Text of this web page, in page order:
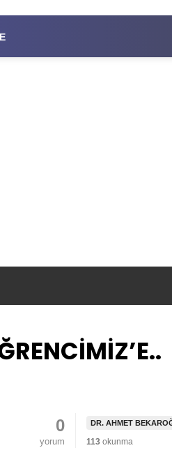
DR. AHMET
113 okunma
0
yorum